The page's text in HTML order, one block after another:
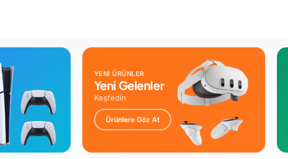
YENİ ÜRÜNLER
Yeni Gelenler
Keşfedin
Ürünlere Göz At